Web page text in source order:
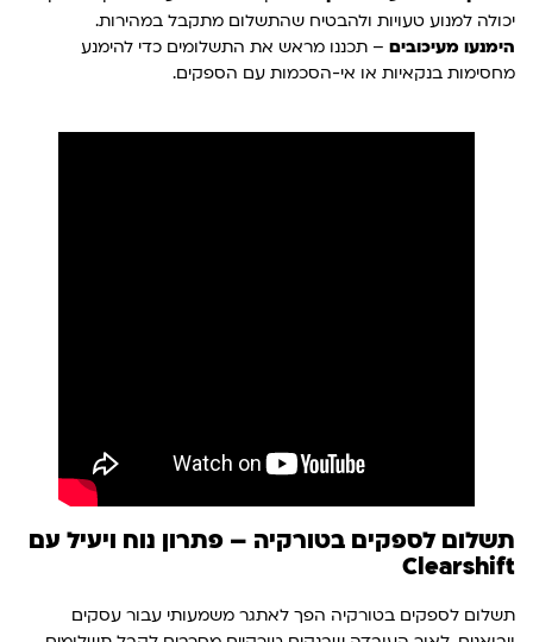
יכולה למנוע טעויות ולהבטיח שהתשלום מתקבל במהירות.
הימנעו מעיכובים – תכננו מראש את התשלומים כדי להימנע
מחסימות בנקאיות או אי-הסכמות עם הספקים.
תשלום לספקים בטורקיה – פתרון נוח ויעיל עם
Clearshift
תשלום לספקים בטורקיה הפך לאתגר משמעותי עבור עסקים